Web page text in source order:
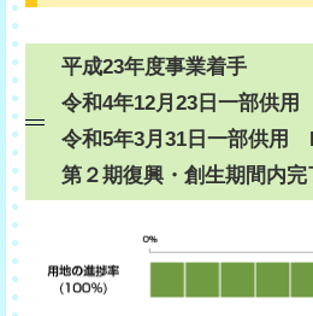
平成23年度事業着手
令和4年12月23日一部供
令和5年3月31日一部供用
第２期復興・創生期間内完